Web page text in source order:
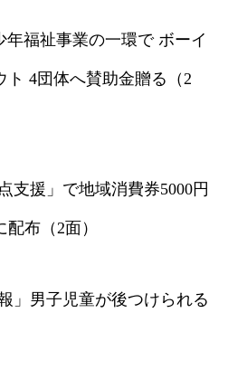
年福祉事業の一環で ボーイ
ト 4団体へ賛助金贈る（2
支援」で地域消費券5000円
布（2面）
」男子児童が後つけられる